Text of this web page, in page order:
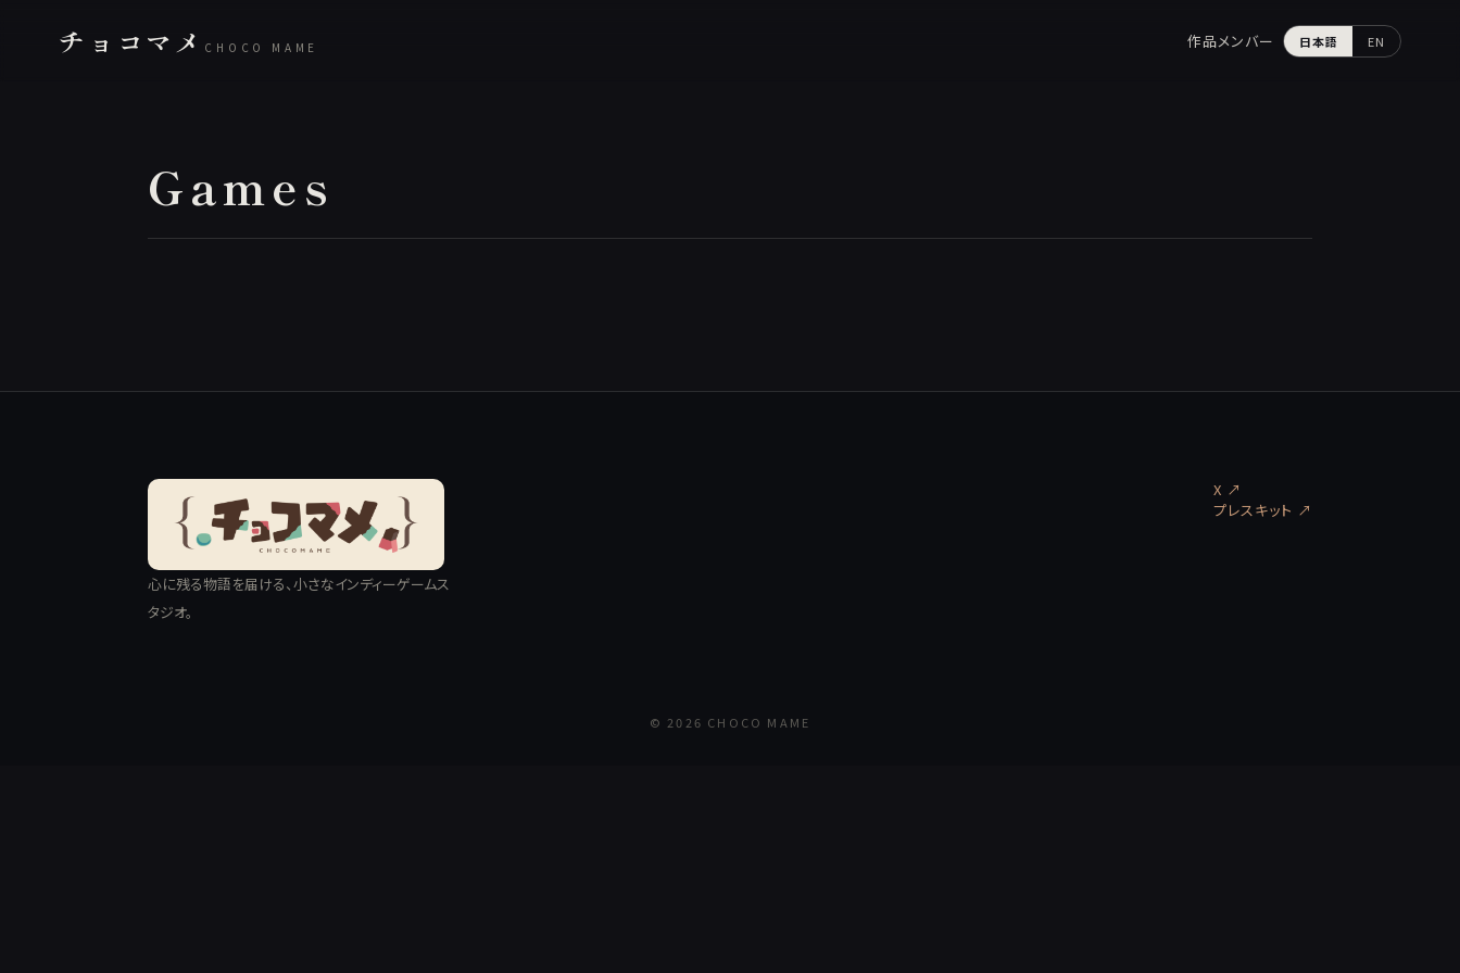
チョコマメ CHOCO MAME 作品メンバー 日本語 EN
Games
心に残る物語を届ける、小さなインディーゲームス
タジオ。
X ↗
プレスキット ↗
© 2026 CHOCO MAME